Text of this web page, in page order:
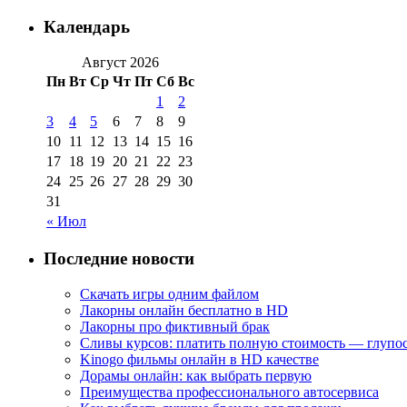
Календарь
Август 2026
Пн Вт Ср Чт Пт Сб Вс
« Июл
1
2
3
4 5 6 7 8
9
10 11 12 13 14 15 16
17 18 19 20 21 22 23
24 25 26 27 28 29 30
31
Последние новости
Скачать игры одним файлом
Лакорны онлайн бесплатно в HD
Лакорны про фиктивный брак
Сливы курсов: платить полную стоимость —
Kinogo фильмы онлайн в HD качестве
Дорамы онлайн: как выбрать первую
Преимущества профессионального автосервиса